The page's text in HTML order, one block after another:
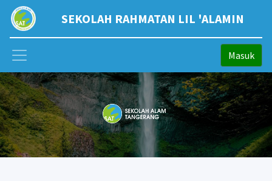
SEKOLAH RAHMATAN LIL 'ALAMIN
Masuk